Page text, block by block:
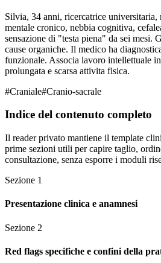
Silvia, 34 anni, ricercatrice universitaria,
mentale cronico, nebbia cognitiva,
sensazione di "testa piena" da sei mesi.
cause organiche. Il medico ha
funzionale. Associa lavoro intellettuale
prolungata e scarsa attivita fisica.
#Craniale#Cranio-sacrale
Indice del contenuto completo
Il reader privato mantiene il template
prime sezioni utili per capire taglio,
consultazione, senza esporre i moduli
Sezione 1
Presentazione clinica e anamnesi
Sezione 2
Red flags specifiche e confini della